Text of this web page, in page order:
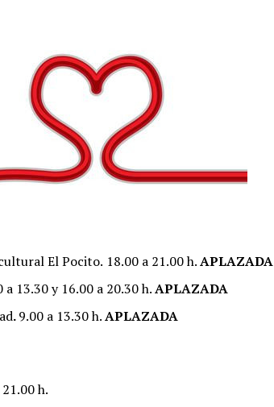
El Pocito. 18.00 a 21.00 h.APLAZADA
a 13.30 y 16.00 a 20.30 h.APLAZADA
.9.00 a 13.30 h.APLAZADA
21.00 h.